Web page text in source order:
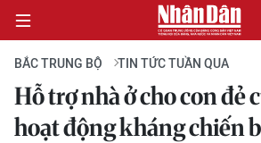
CHÍNH TRỊ
BẮC TRUNG BỘ TIN TỨC TUẦN QUA
Hỗ trợ nhà ở cho con đẻ
hoạt động kháng chiến